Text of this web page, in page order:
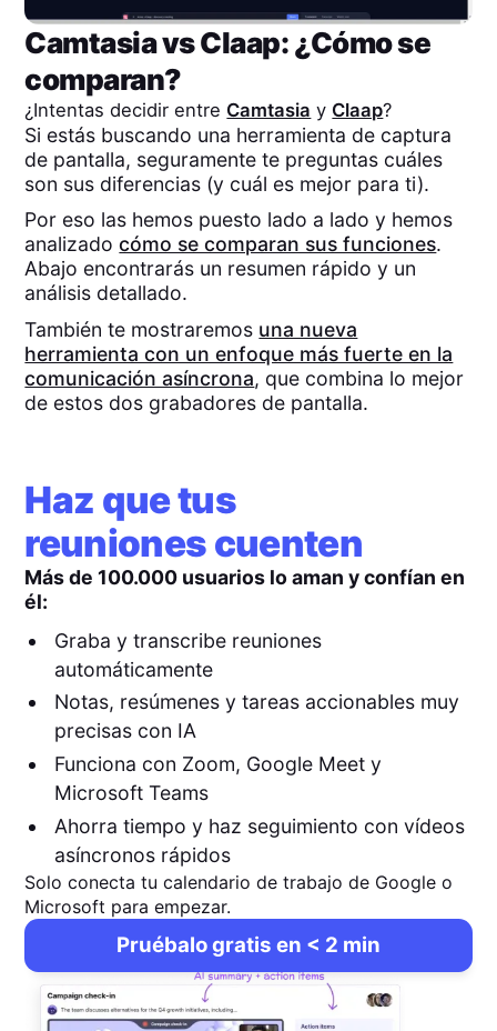
CamtasiavsClaap: ¿Cómo se
comparan?
¿Intentas decidir entre Camtasia y Claap?
Si estás buscando una herramienta de captura
de pantalla, seguramente te preguntas cuáles
son sus diferencias (y cuál es mejor para ti).
Por eso las hemos puesto lado a lado y hemos
analizadocómo se comparan sus funciones.
Abajo encontrarás un resumen rápido y un
análisis detallado.
También te mostraremos una nueva
herramienta con un enfoque más fuerte en la
comunicación asíncrona, que combina lo mejor
de estos dos grabadores de pantalla.
Haz que tus
reuniones cuenten
Más de 100.000 usuarios lo aman y confían en
él:
Graba y transcribe reuniones
automáticamente
Notas, resúmenes y tareas accionables muy
precisas con IA
Funciona con Zoom, Google Meet y
Microsoft Teams
Ahorra tiempo y haz seguimiento con vídeos
asíncronos rápidos
Solo conecta tu calendario de trabajo de Google o
Microsoft para empezar.
Pruébalo gratis en < 2 min